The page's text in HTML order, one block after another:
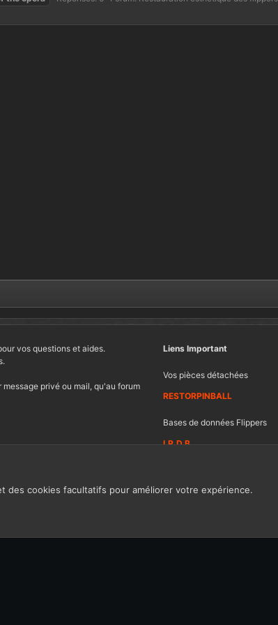
vos questions et aides.
privé ou mail, qu'au forum
Liens Important
Vos pièces détachées
RESTORPINBALL
Bases de données Flippers
I.P.D.B
cookies facultatifs pour améliorer votre expérience.